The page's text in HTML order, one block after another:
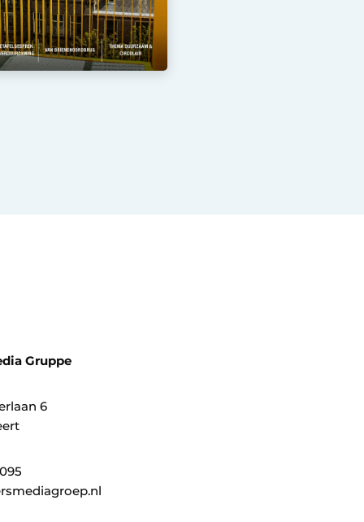
Gruppe
6